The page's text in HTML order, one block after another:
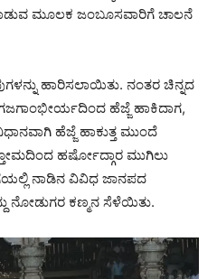
ಮೂಲಕ ಜಂಬೂಸವಾರಿಗೆ ಚಾಲನೆ
ಹಾರಿಸಲಾಯಿತು. ನಂತರ ಚಿನ್ನದ
ಹೆಜ್ಜೆ ಹಾಕಿದಾಗ,
ಹೆಜ್ಜೆ ಹಾಕುತ್ತ ಮುಂದೆ
ಹರ್ಷೋದ್ಗಾರ ಮುಗಿಲು
ನಾಡಿನ ವಿವಿಧ ಜಾನಪದ
ನೋಡುಗರ ಕಣ್ಮನ ಸೆಳೆಯಿತು.